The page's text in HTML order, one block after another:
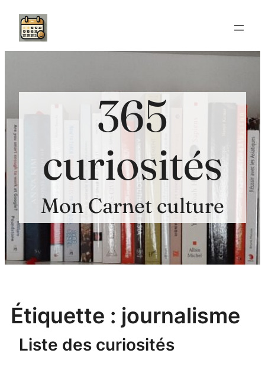
Aller
contenu
365
curiosités
Mon Carnet culture
Étiquette : journalisme
Liste des curiosités